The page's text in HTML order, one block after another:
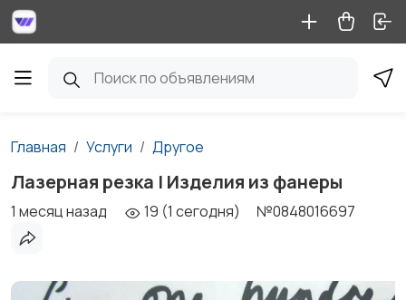
Главная Услуги Другое
Лазерная резка | Изделия из фанеры
1 месяц назад 19 (1 сегодня) №0848016697